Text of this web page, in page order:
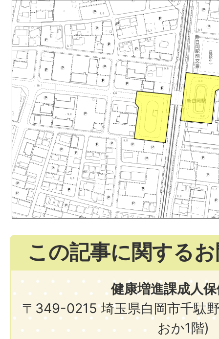
この記事に関する
健康増進課成人
〒349-0215 埼玉県白岡市千駄
おか1階)